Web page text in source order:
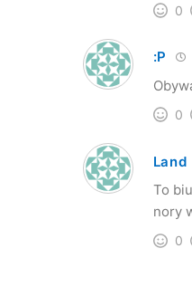
0
:P
0
Land
To
nory
0